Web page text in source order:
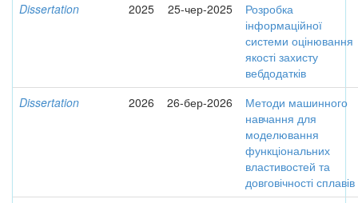
Dissertation
2025 25-чер-2025
Розробка
інформаційної
системи оцінювання
якості захисту
вебдодатків
Dissertation
2026 26-бер-2026
Методи машинного
навчання для
моделювання
функціональних
властивостей та
довговічності сплавів